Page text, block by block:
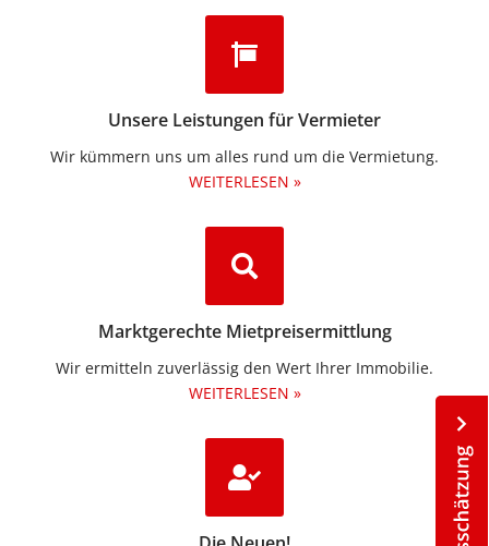
Unsere Leistungen für Vermieter
Wir kümmern uns um alles rund um die Vermietung.​
WEITERLESEN »
Marktgerechte Mietpreisermittlung
Wir ermitteln zuverlässig den Wert Ihrer Immobilie.
WEITERLESEN »